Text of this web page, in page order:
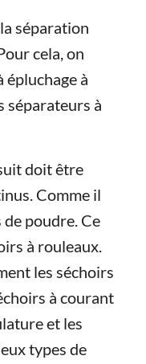
séparation
cela, on
épluchage à
séparateurs à
doit être
Comme il
poudre. Ce
à rouleaux.
les séchoirs
à courant
et les
types de